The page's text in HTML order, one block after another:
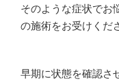
そのような症状でお
の施術をお受けくだ
早期に状態を確認さ